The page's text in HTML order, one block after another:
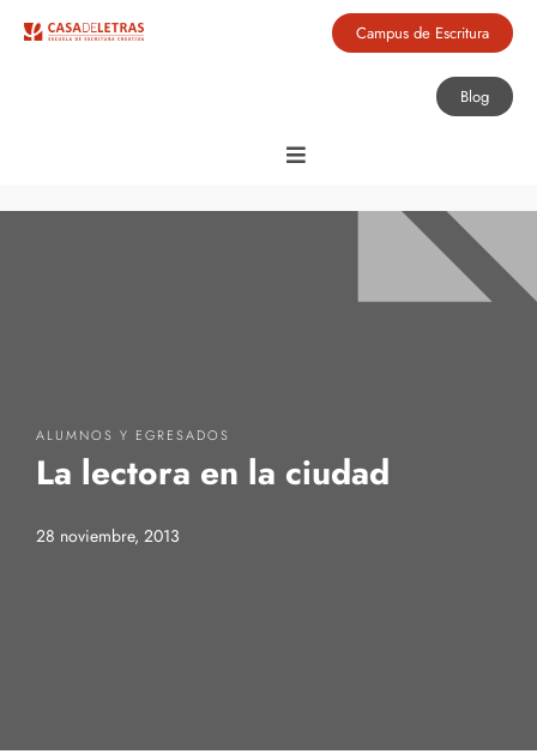
Campus de Escritura
Blog
ALUMNOS Y EGRESADOS
La lectora en la ciudad
28 noviembre, 2013